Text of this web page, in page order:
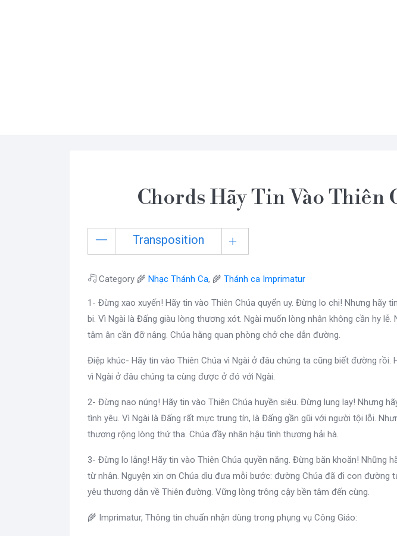
Chords Hãy Tin Vào Thiên
Transposition
Category 🌾 Nhạc Thánh Ca, 🌾 Thánh ca Imprimatur
1- Đừng xao xuyến! Hãy tin vào Thiên Chúa quyển uy. Đừng lo chi! Nhưng hãy
bi. Vì Ngài là Đấng giàu lòng thương xót. Ngài muốn lòng nhân không cần hy lễ.
tâm ân cần đỡ nâng. Chúa hằng quan phòng chở che dẫn đường.
Điệp khúc- Hãy tin vào Thiên Chúa vì Ngài ở đâu chúng ta cũng biết đường rồi.
vì Ngài ở đâu chúng ta cùng được ở đó với Ngài.
2- Đừng nao núng! Hãy tin vào Thiên Chúa huyền siêu. Đừng lung lay! Nhưng
tình yêu. Vì Ngài là Đấng rất mực trung tín, là Đấng gần gũi với người tội lỗi.
thương rộng lòng thứ tha. Chúa đầy nhân hậu tình thương hải hà.
3- Đừng lo lắng! Hãy tin vào Thiên Chúa quyền năng. Đừng băn khoăn! Những
từ nhân. Nguyện xin ơn Chúa dìu đưa mỗi bước: đường Chúa đã đi con đường
yêu thương dẫn về Thiên đường. Vững lòng trông cậy bền tâm đến cùng.
🌾 Imprimatur, Thông tin chuẩn nhận dùng trong phụng vụ Công Giáo: